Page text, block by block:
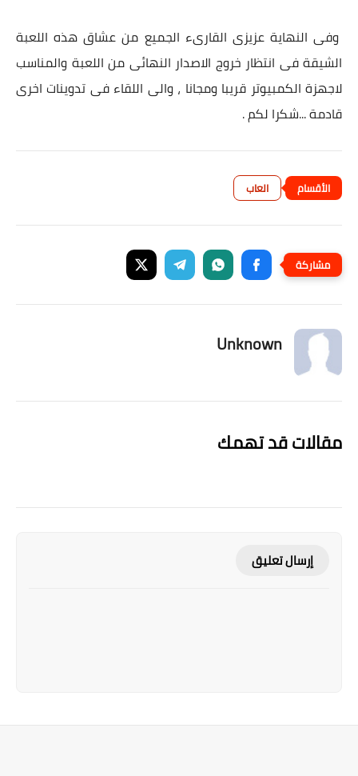
وفى النهاية عزيزى القارىء الجميع من عشاق هذه اللعبة
الشيقة فى انتظار خروج الاصدار النهائى من اللعبة والمناسب
لاجهزة الكمبيوتر قريبا ومجانا ، والى اللقاء فى تدوينات اخرى
قادمة ...شكرا لكم .
العاب
Unknown
مقالات قد تهمك
إرسال تعليق